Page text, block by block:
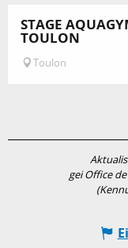
STAGE
TOULON
Toulon
gei Office